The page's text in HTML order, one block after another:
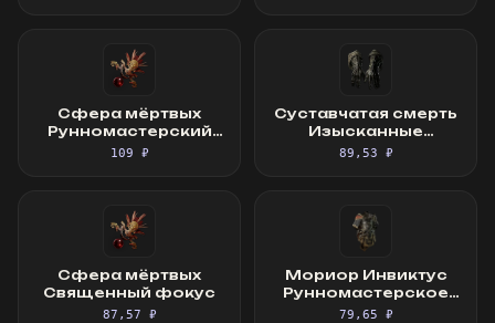
Сфера мёртвых
Рунномастерский
Священный фокус
109 ₽
Суставчатая смерть
Изысканные
перчатки
89,53 ₽
Сфера мёртвых
Священный фокус
87,57 ₽
Мориор Инвиктус
Рунномастерское
Великолепное
79,65 ₽